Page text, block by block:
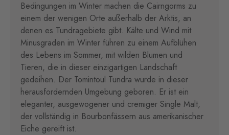
Bedingungen im Winter machen die Cairngorms zu
einem der wenigen Orte außerhalb der Arktis, an
denen es Tundragebiete gibt. Kälte und Wind mit
Minusgraden im Winter führen zu einem Aufblühen
des Lebens im Sommer, mit wilden Blumen und
Tieren, die in dieser einzigartigen Landschaft
gedeihen. Der Tomintoul Tundra wurde in dieser
herausfordernden Umgebung geboren. Er ist ein
eleganter, ausgewogener und cremiger Single Malt,
der vollständig in Bourbonfässern aus amerikanischer
Eiche gereift ist.